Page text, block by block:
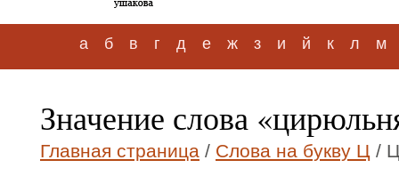
а б в г д е ж з и й к л м
Значение слова
Главная страница / Слова на букву Ц /